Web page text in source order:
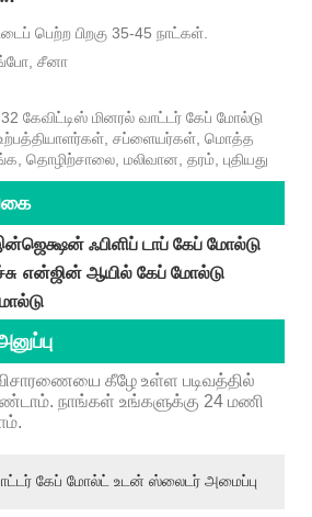
பெற்ற பிறகு 35-45 நாட்கள்.
சீனா
கேவிட்டிஸ் மினரல் வாட்டர் கேப் மோல்டு
சப்ளையர்கள், மொத்த
தொழிற்சாலை, மலிவான, தரம், புதியது
ஃபிளிப் டாப் கேப் மோல்டு
என்ஜின் ஆயில் கேப் மோல்டு
கீழே உள்ள படிவத்தில்
நாங்கள் உங்களுக்கு 24 மணி